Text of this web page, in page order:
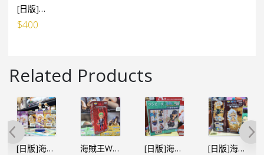
[日版]海賊王WCF -FILM RED- VOL.3（5個SET）（日）
$400
Related Products
[日版]海賊王WCF -蛋頭島篇 VOL.6-路飛 五檔 海賊王WCF -FILM RED- VOL.2 卓洛（行） [日版]海賊王WCF -和之國鬼島篇- VOL.4 卓洛 [日版]海賊王 WCF -親子の血筋Ⅰ-五檔路飛